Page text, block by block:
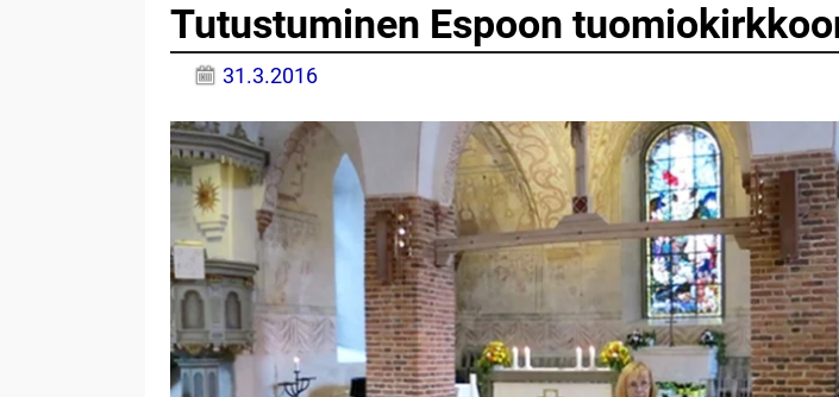
Tutustuminen Espoon
31.3.2016